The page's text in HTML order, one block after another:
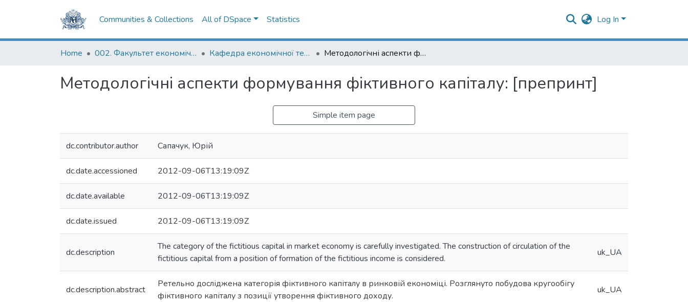
Communities & Collections All of DSpace Statistics Log In
Home 002. Факультет економічних наук Кафедра економічної теорії Методологічні аспекти формування фіктивного капіталу: [препринт]
Методологічні аспекти формування фіктивного капіталу: [препринт]
Simple item page
dc.contributor.author Сапачук, Юрій
dc.date.accessioned 2012-09-06T13:19:09Z
dc.date.available 2012-09-06T13:19:09Z
dc.date.issued 2012-09-06T13:19:09Z
dc.description
The category of the fictitious capital in market economy is carefully investigated. The construction of circulation of the
fictitious capital from a position of formation of the fictitious income is considered.
uk_UA
dc.description.abstract
Ретельно досліджена категорія фіктивного капіталу в ринковій економіці. Розглянуто побудова кругообігу
фіктивного капіталу з позиції утворення фіктивного доходу.
uk_UA